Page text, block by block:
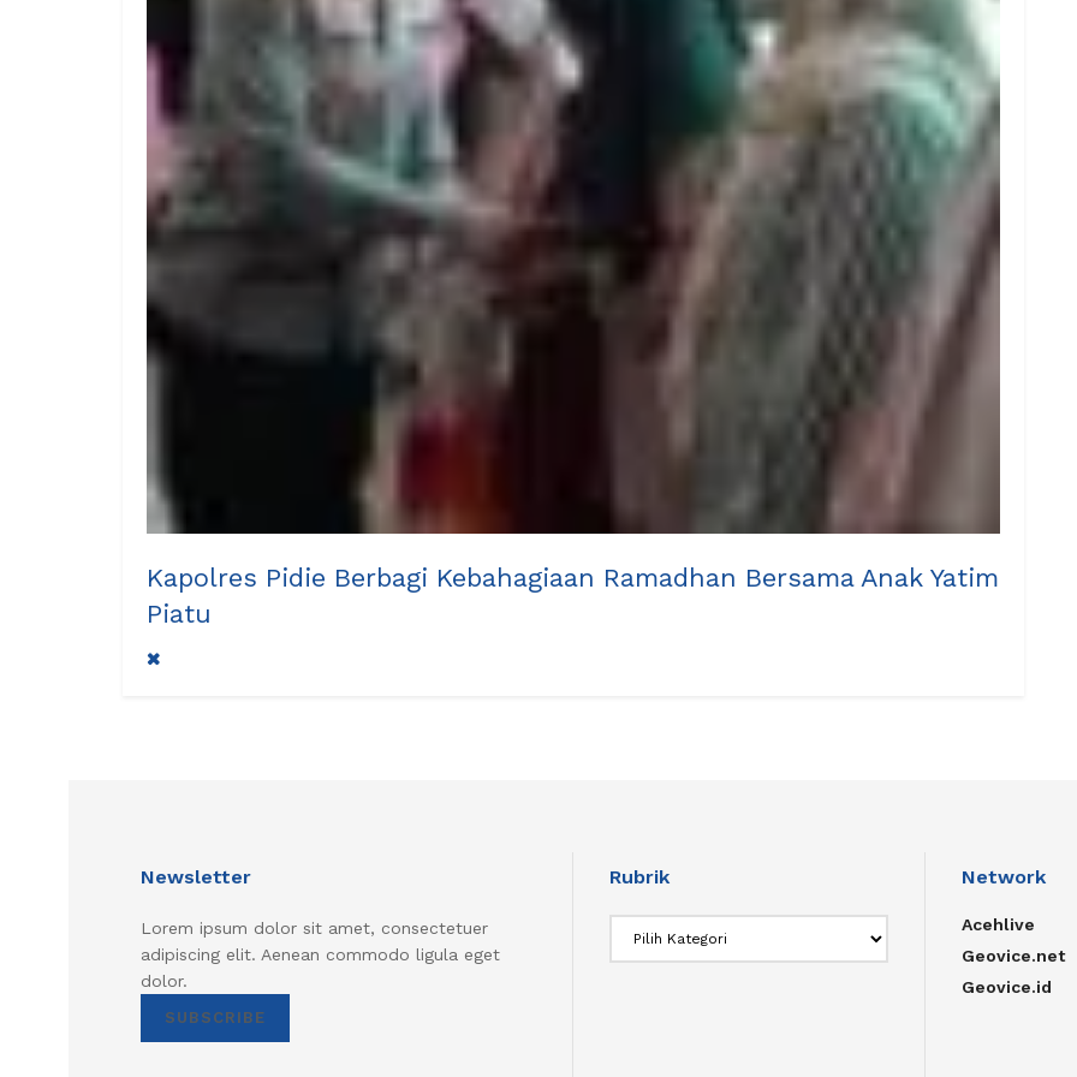
Kapolres Pidie Berbagi Kebahagiaan Ramadhan Bersama Anak Yatim
Piatu
Newsletter
Lorem ipsum dolor sit amet, consectetuer
adipiscing elit. Aenean commodo ligula eget
dolor.
SUBSCRIBE
Rubrik Network
Acehlive
Geovice.net
Geovice.id